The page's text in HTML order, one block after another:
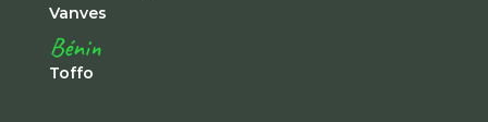
Vanves
Bénin
Toffo